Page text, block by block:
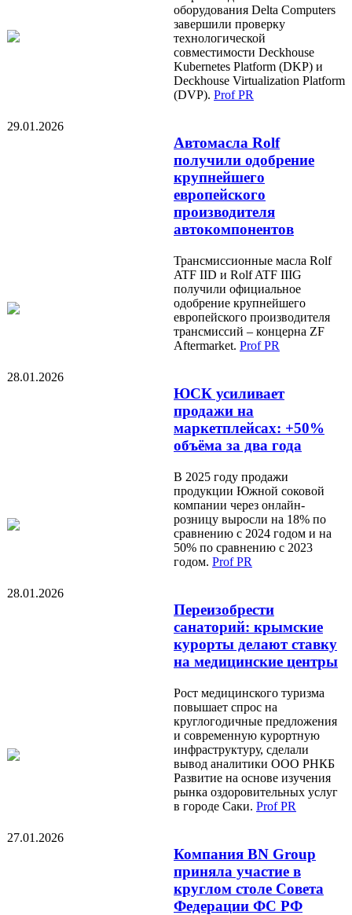
оборудования Delta Computers
завершили проверку
технологической
совместимости Deckhouse
Kubernetes Platform (DKP) и
Deckhouse Virtualization Platform
(DVP). Prof PR
29.01.2026
Автомасла Rolf
получили одобрение
крупнейшего
европейского
производителя
автокомпонентов
Трансмиссионные масла Rolf
ATF IID и Rolf ATF IIIG
получили официальное
одобрение крупнейшего
европейского производителя
трансмиссий – концерна ZF
Aftermarket. Prof PR
28.01.2026
ЮСК усиливает
продажи на
маркетплейсах: +50%
объёма за два года
В 2025 году продажи
продукции Южной соковой
компании через онлайн-
розницу выросли на 18% по
сравнению с 2024 годом и на
50% по сравнению с 2023
годом. Prof PR
28.01.2026
Переизобрести
санаторий: крымские
курорты делают ставку
на медицинские центры
Рост медицинского туризма
повышает спрос на
круглогодичные предложения
и современную курортную
инфраструктуру, сделали
вывод аналитики ООО РНКБ
Развитие на основе изучения
рынка оздоровительных услуг
в городе Саки. Prof PR
27.01.2026
Компания BN Group
приняла участие в
круглом столе Совета
Федерации ФС РФ